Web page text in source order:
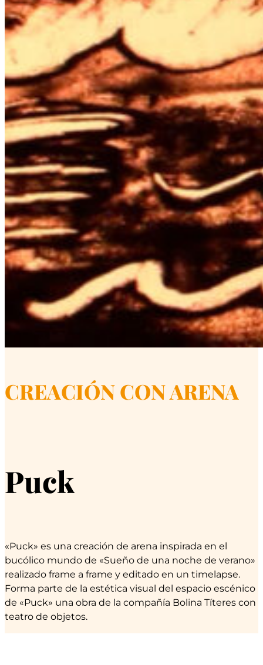
CREACIÓN CON ARENA
Puck
«Puck» es una creación de arena inspirada en el
bucólico mundo de «Sueño de una noche de verano»
realizado frame a frame y editado en un timelapse.
Forma parte de la estética visual del espacio escénico
de «Puck» una obra de la compañía Bolina Títeres con
teatro de objetos.